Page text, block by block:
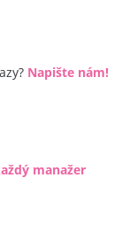
Napište nám!
manažer